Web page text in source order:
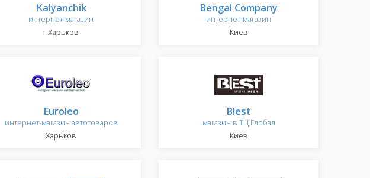
Kalyanchik
интернет-магазин
г.Харьков
Bengal Company
интернет-магазин
Киев
Euroleo
интернет-магазин автотоваров
Харьков
Blest
магазин в ТЦ Глобал
Киев